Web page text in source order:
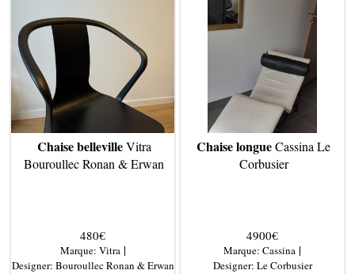
Chaise bellevilleVitra
Bouroullec Ronan & Erwan
480€
Marque: Vitra|
Designer: Bouroullec Ronan & Erwan
Chaise longueCassina Le
Corbusier
4900€
Marque: Cassina |
Designer: Le Corbusier